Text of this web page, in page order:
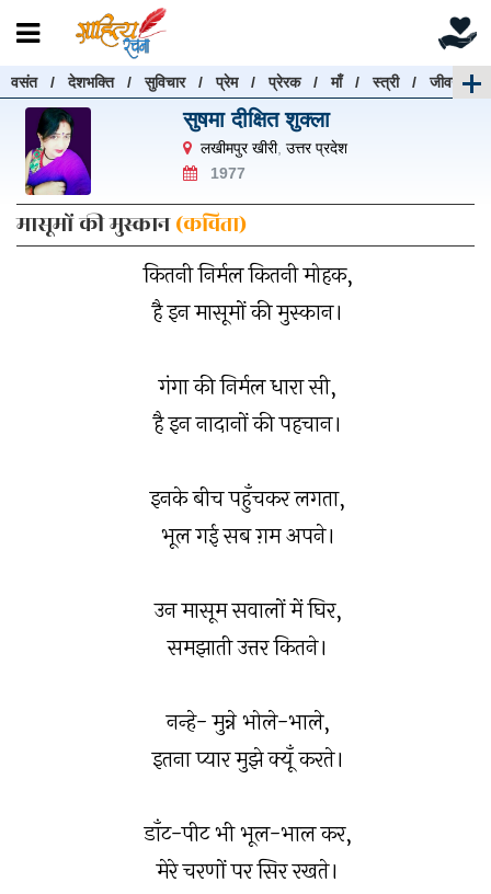
वसंत/देशभक्ति/सुविचार/प्रेम/प्रेरक/माँ/स्त्री/जीवन
सुषमा दीक्षित शुक्ला
लखीमपुर खीरी, उत्तर प्रदेश
1977
मासूमों की मुस्कान(कविता)
कितनी निर्मल कितनी मोहक,
है इन मासूमों की मुस्कान।
गंगा की निर्मल धारा सी,
है इन नादानों की पहचान।
इनके बीच पहुँचकर लगता,
भूल गई सब ग़म अपने।
उन मासूम सवालों में घिर,
समझाती उत्तर कितने।
नन्हे- मुन्ने भोले-भाले,
इतना प्यार मुझे क्यूँ करते।
डाँट-पीट भी भूल-भाल कर,
मेरे चरणों पर सिर रखते।
रचनाएँ खोजें
रचनाएँ खोजने के लिए नीचे दी गई बॉक्स में हिन्दी में लिखें और
"खोजें" बटन पर क्लिक करें
खोजें